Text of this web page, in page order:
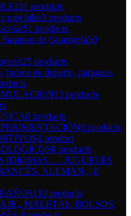
211 products
mochilas3 products
51 products
de Guardería50
25 products
bolsos de deporte, paraguas,
13 products
0 products
0 products
1 product
0 products
IDIOMAS…. JUGUETES
ALEMÁN,,,,0
113 products
MALETAS, BOLSOS,